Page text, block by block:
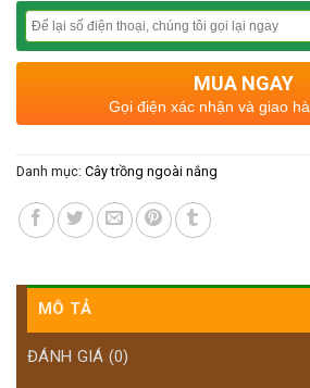
MUA NGAY
Gọi điện xác nhận và giao
Danh mục: Cây trồng ngoài nắng
MÔ TẢ
ĐÁNH GIÁ (0)